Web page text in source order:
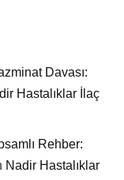
Davası:
Hastalıklar İlaç
Rehber:
Nadir Hastalıklar